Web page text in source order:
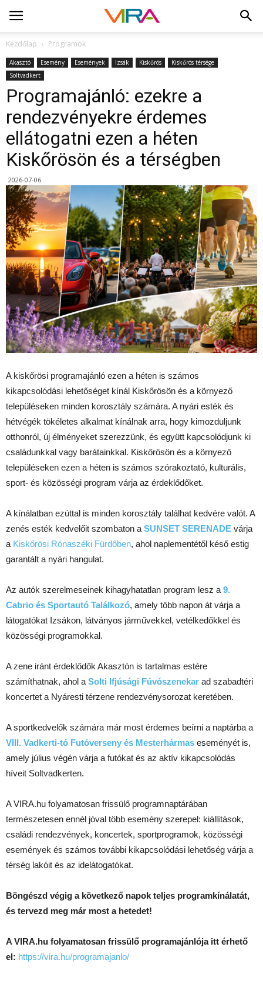
Kezdőlap Programok
Akasztó Esemény Események Izsák Kiskőrös
Kiskőrös térsége
Soltvadkert
Programajánló: ezekre a
rendezvényekre érdemes
ellátogatni ezen a héten
Kiskőrösön és a térségben
2026-07-06
A kiskőrösi programajánló ezen a héten is számos
kikapcsolódási lehetőséget kínál Kiskőrösön és a környező
településeken minden korosztály számára. A nyári esték és
hétvégék tökéletes alkalmat kínálnak arra, hogy kimozduljunk
otthonról, új élményeket szerezzünk, és együtt kapcsolódjunk ki
családunkkal vagy barátainkkal. Kiskőrösön és a környező
településeken ezen a héten is számos szórakoztató, kulturális,
sport- és közösségi program várja az érdeklődőket.
A kínálatban ezúttal is minden korosztály találhat kedvére valót. A
zenés esték kedvelőit szombaton a SUNSET SERENADE várja
a Kiskőrösi Rónaszéki Fürdőben, ahol naplementétől késő estig
garantált a nyári hangulat.
Az autók szerelmeseinek kihagyhatatlan program lesz a 9.
Cabrio és Sportautó Találkozó, amely több napon át várja a
látogatókat Izsákon, látványos járművekkel, vetélkedőkkel és
közösségi programokkal.
A zene iránt érdeklődők Akasztón is tartalmas estére
számíthatnak, ahol a Solti Ifjúsági Fúvószenekar ad szabadtéri
koncertet a Nyáresti térzene rendezvénysorozat keretében.
A sportkedvelők számára már most érdemes beírni a naptárba a
VIII. Vadkerti-tó Futóverseny és Mesterhármas eseményét is,
amely július végén várja a futókat és az aktív kikapcsolódás
híveit Soltvadkerten.
A VIRA.hu folyamatosan frissülő programnaptárában
természetesen ennél jóval több esemény szerepel: kiállítások,
családi rendezvények, koncertek, sportprogramok, közösségi
események és számos további kikapcsolódási lehetőség várja a
térség lakóit és az idelátogatókat.
Böngészd végig a következő napok teljes programkínálatát,
és tervezd meg már most a hetedet!
A VIRA.hu folyamatosan frissülő programajánlója itt érhető
el: https://vira.hu/programajanlo/